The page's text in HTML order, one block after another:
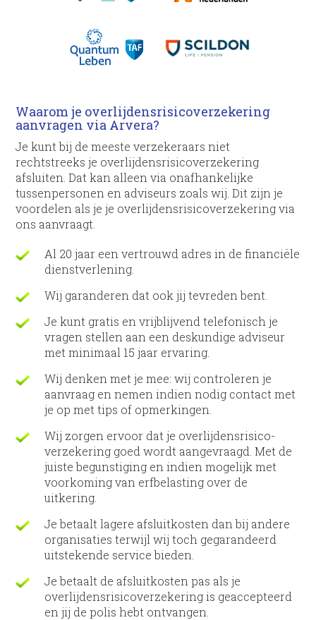
Waarom je overlijdens­risico­verzekering
aanvragen via Arvera?
Je kunt bij de meeste verzekeraars niet
rechtstreeks je overlijdens­risico­verzekering
afsluiten. Dat kan alleen via onafhankelijke
tussenpersonen en adviseurs zoals wij. Dit zijn je
voordelen als je je overlijdens­risico­verzekering via
ons aanvraagt.
Al 20 jaar een vertrouwd adres in de financiële
dienstverlening.
Wij garanderen dat ook jij tevreden bent.
Je kunt gratis en vrijblijvend telefonisch je
vragen stellen aan een deskundige adviseur
met minimaal 15 jaar ervaring.
Wij denken met je mee: wij controleren je
aanvraag en nemen indien nodig contact met
je op met tips of opmerkingen.
Wij zorgen ervoor dat je overlijdens­risico­
verzekering goed wordt aangevraagd. Met de
juiste begunstiging en indien mogelijk met
voorkoming van erfbelasting over de
uitkering.
Je betaalt lagere afsluitkosten dan bij andere
organisaties terwijl wij toch gegarandeerd
uitstekende service bieden.
Je betaalt de afsluitkosten pas als je
overlijdens­risico­verzekering is geaccepteerd
en jij de polis hebt ontvangen.